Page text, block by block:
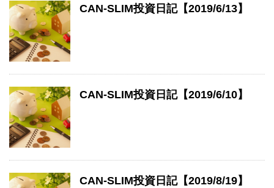
CAN-SLIM投資日記【2019/6/13】
CAN-SLIM投資日記【2019/6/10】
CAN-SLIM投資日記【2019/8/19】